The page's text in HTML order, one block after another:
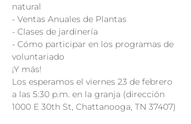
natural
- Ventas Anuales de Plantas
- Clases de jardinería
- Cómo participar en los programas de
voluntariado
¡Y más!
Los esperamos el viernes 23 de febrero
a las 5:30 p.m. en la granja (dirección
1000 E 30th St, Chattanooga, TN 37407)